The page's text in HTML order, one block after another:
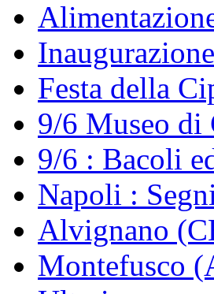
Festa della
9/6 Museo di
9/6 : Bacoli
Napoli :
Alvignano
Montefusco